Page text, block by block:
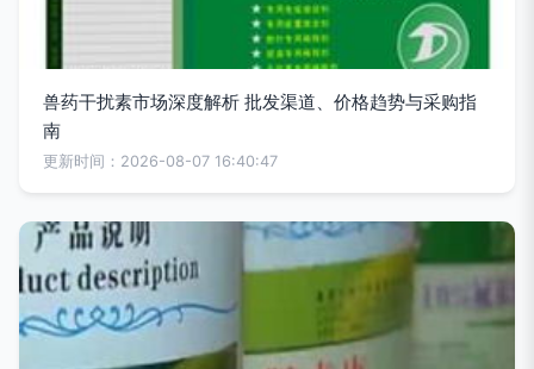
兽药干扰素市场深度解析 批发渠道、价格趋势与采购指
南
更新时间：2026-08-07 16:40:47